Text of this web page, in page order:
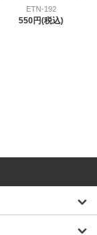
ETN-192
550円(税込)